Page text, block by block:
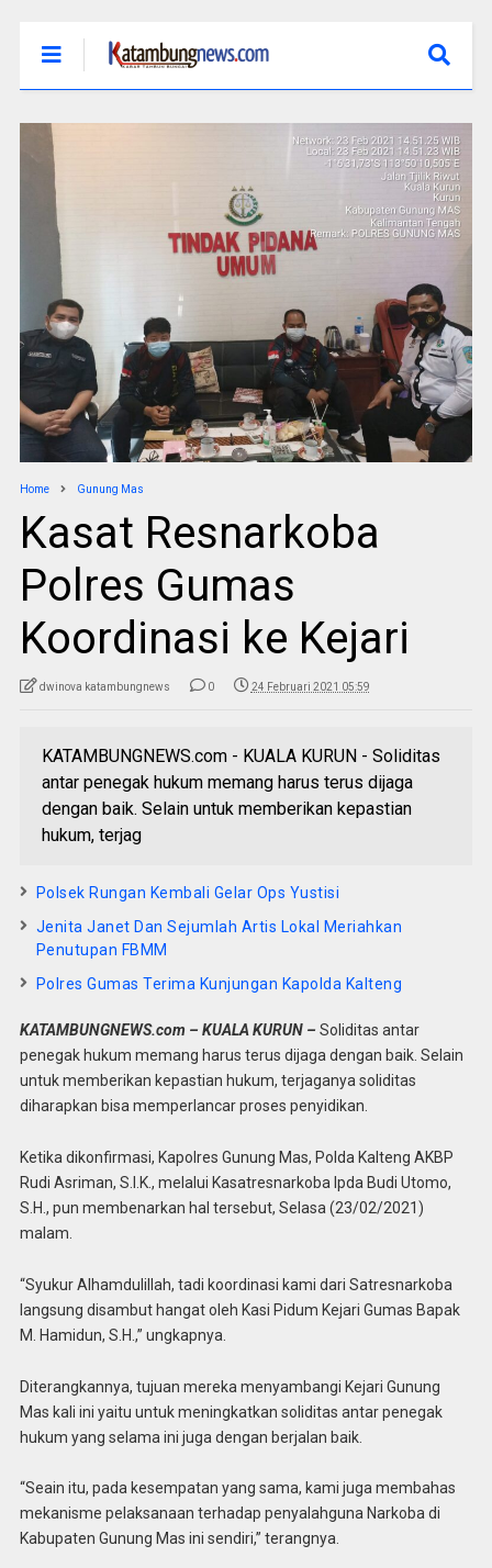
Home Gunung Mas
Kasat Resnarkoba
Polres Gumas
Koordinasi ke Kejari
dwinova katambungnews 0 24 Februari 2021 05:59
KATAMBUNGNEWS.com - KUALA KURUN - Soliditas
antar penegak hukum memang harus terus dijaga
dengan baik. Selain untuk memberikan kepastian
hukum, terjag
Polsek Rungan Kembali Gelar Ops Yustisi
Jenita Janet Dan Sejumlah Artis Lokal Meriahkan
Penutupan FBMM
Polres Gumas Terima Kunjungan Kapolda Kalteng
KATAMBUNGNEWS.com – KUALA KURUN – Soliditas antar
penegak hukum memang harus terus dijaga dengan baik. Selain
untuk memberikan kepastian hukum, terjaganya soliditas
diharapkan bisa memperlancar proses penyidikan.
Ketika dikonfirmasi, Kapolres Gunung Mas, Polda Kalteng AKBP
Rudi Asriman, S.I.K., melalui Kasatresnarkoba Ipda Budi Utomo,
S.H., pun membenarkan hal tersebut, Selasa (23/02/2021)
malam.
“Syukur Alhamdulillah, tadi koordinasi kami dari Satresnarkoba
langsung disambut hangat oleh Kasi Pidum Kejari Gumas Bapak
M. Hamidun, S.H.,” ungkapnya.
Diterangkannya, tujuan mereka menyambangi Kejari Gunung
Mas kali ini yaitu untuk meningkatkan soliditas antar penegak
hukum yang selama ini juga dengan berjalan baik.
“Seain itu, pada kesempatan yang sama, kami juga membahas
mekanisme pelaksanaan terhadap penyalahguna Narkoba di
Kabupaten Gunung Mas ini sendiri,” terangnya.